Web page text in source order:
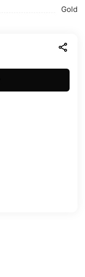
Gold